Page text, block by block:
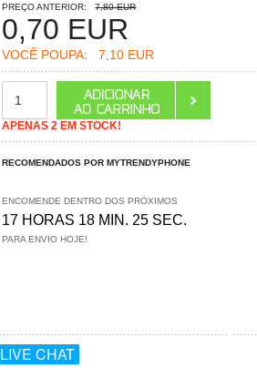
PREÇO ANTERIOR: 7,80 EUR
0,70 EUR
VOCÊ POUPA: 7,10 EUR
APENAS 2 EM STOCK!
RECOMENDADOS POR MYTRENDYPHONE
ENCOMENDE DENTRO DOS PRÓXIMOS
17 HORAS 18 MIN. 24 SEC.
PARA ENVIO HOJE!
LIVE CHAT